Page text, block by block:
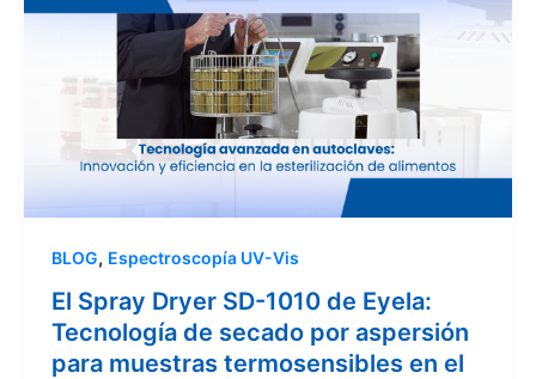
BLOG, Espectroscopía UV-Vis
El Spray Dryer SD-1010 de Eyela:
Tecnología de secado por aspersión
para muestras termosensibles en el